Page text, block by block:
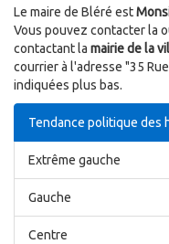
Le maire de Bléré est
Vous pouvez contacter la
contactant la mairie de la
courrier à l'adresse "35
indiquées plus bas.
Tendance politique des
Extrême gauche
Gauche
Centre